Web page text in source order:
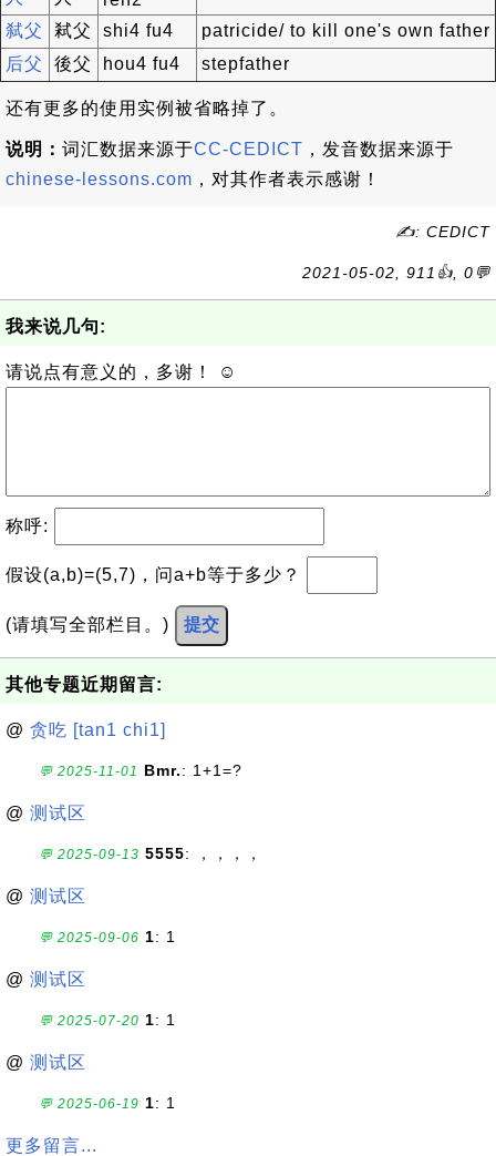
弑父
弒父 shi4 fu4
patricide/ to kill one's own father
后父
後父 hou4 fu4 stepfather
还有更多的使用实例被省略掉了。
说明： 词汇数据来源于CC-CEDICT ，发音数据来源于
chinese-lessons.com ，对其作者表示感谢！
✍: CEDICT
2021-05-02, 911👍, 0💬
我来说几句:
请说点有意义的，多谢！ ☺
称呼:
假设(a,b)=(5,7)，问a+b等于多少？
(请填写全部栏目。) 提交
其他专题近期留言:
@ 贪吃 [tan1 chi1]
💬 2025-11-01 Bmr.: 1+1=?
@ 测试区
💬 2025-09-13 5555: ，，，，
@ 测试区
💬 2025-09-06 1: 1
@ 测试区
💬 2025-07-20 1: 1
@ 测试区
💬 2025-06-19 1: 1
更多留言...